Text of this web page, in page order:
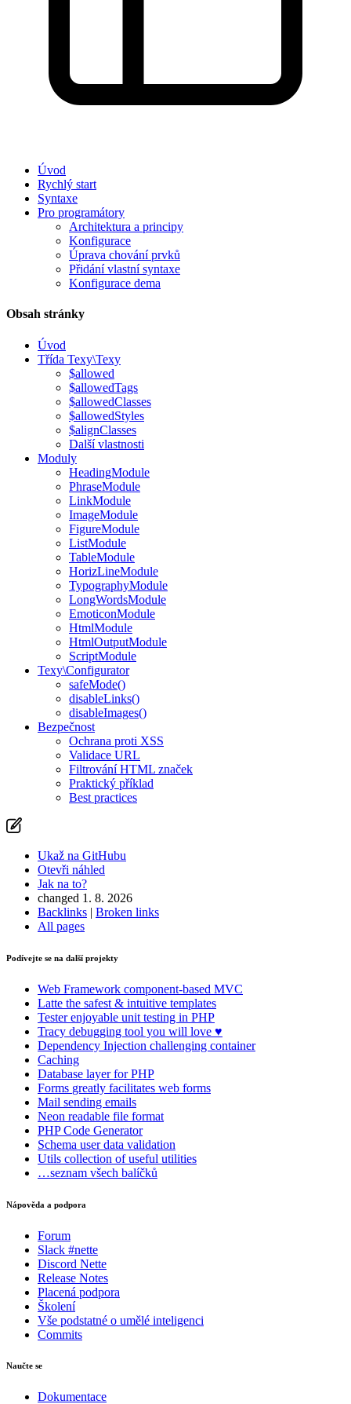
Úvod
Rychlý start
Syntaxe
Pro programátory
Architektura a principy
Konfigurace
Úprava chování prvků
Přidání vlastní syntaxe
Konfigurace dema
Obsah stránky
Úvod
Třída Texy\Texy
$allowed
$allowedTags
$allowedClasses
$allowedStyles
$alignClasses
Další vlastnosti
Moduly
HeadingModule
PhraseModule
LinkModule
ImageModule
FigureModule
ListModule
TableModule
HorizLineModule
TypographyModule
LongWordsModule
EmoticonModule
HtmlModule
HtmlOutputModule
ScriptModule
Texy\Configurator
safeMode()
disableLinks()
disableImages()
Bezpečnost
Ochrana proti XSS
Validace URL
Filtrování HTML značek
Praktický příklad
Best practices
Ukaž na GitHubu
Otevři náhled
Jak na to?
changed 1. 8. 2026
Backlinks | Broken links
All pages
Podívejte se na další projekty
Web Framework component-based MVC
Latte the safest & intuitive templates
Testerenjoyable unit testing in PHP
Tracy debugging tool you will love ♥
Dependency Injection challenging container
Caching
Database layer for PHP
Forms greatly facilitates web forms
Mail sending emails
Neon readable file format
PHP Code Generator
Schema user data validation
Utils collection of useful utilities
…seznam všech balíčků
Nápověda a podpora
Forum
Slack #nette
Discord Nette
Release Notes
Placená podpora
Školení
Vše podstatné o umělé inteligenci
Commits
Naučte se
Dokumentace